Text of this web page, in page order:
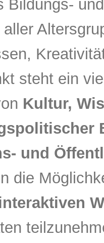
Bildungs-
steht ein
Kultur,
und
die